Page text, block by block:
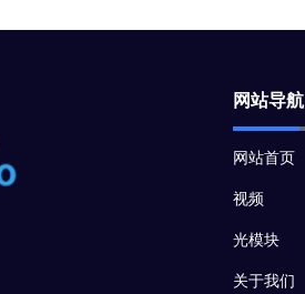
网站导航
网站首页
视频
光模块
关于我们